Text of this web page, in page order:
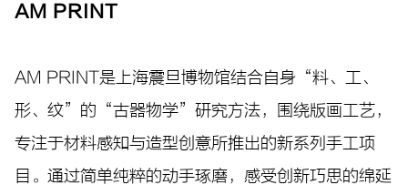
AM PRINT
AM PRINT是上海震旦博物馆结合自身“料、工、
形、纹”的“古器物学”研究方法，围绕版画工艺，
专注于材料感知与造型创意所推出的新系列手工项
目。通过简单纯粹的动手琢磨，感受创新巧思的绵延